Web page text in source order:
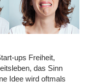
über das
weiterlesen
ups Freiheit,
das Sinn
Idee wird oftmals